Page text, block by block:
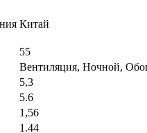
Китай
55
Вентиляция, Ночной,
5,3
5.6
1,56
1.44